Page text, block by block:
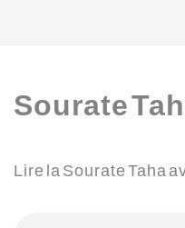
Sourate
Lire la Sourate Taha